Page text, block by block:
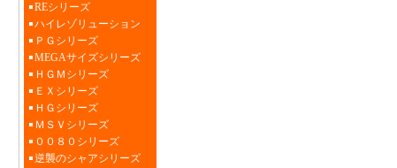
REシリーズ
ハイレゾリューション
ＰＧシリーズ
MEGAサイズシリーズ
ＨＧＭシリーズ
ＥＸシリーズ
ＨＧシリーズ
ＭＳＶシリーズ
００８０シリーズ
逆襲のシャアシリーズ